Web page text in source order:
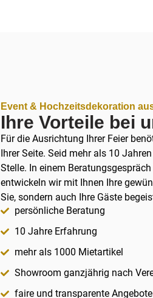
Event & Hochzeitsdekoration
Ihre Vorteile bei
Für die Ausrichtung Ihrer Feier
Ihrer Seite. Seid mehr als 10
Stelle. In einem
entwickeln wir mit Ihnen Ihre
Sie, sondern auch Ihre Gäste
persönliche Beratung
10 Jahre Erfahrung
mehr als 1000 Mietartikel
Showroom ganzjährig nach
faire und transparente Angebote